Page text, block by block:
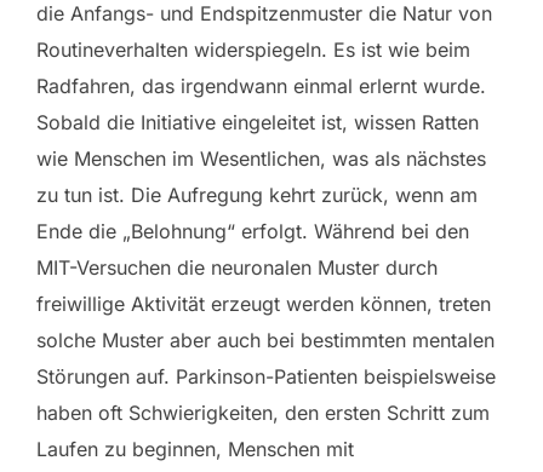
die Anfangs- und Endspitzenmuster die Natur von
Routineverhalten widerspiegeln. Es ist wie beim
Radfahren, das irgendwann einmal erlernt wurde.
Sobald die Initiative eingeleitet ist, wissen Ratten
wie Menschen im Wesentlichen, was als nächstes
zu tun ist. Die Aufregung kehrt zurück, wenn am
Ende die „Belohnung“ erfolgt. Während bei den
MIT-Versuchen die neuronalen Muster durch
freiwillige Aktivität erzeugt werden können, treten
solche Muster aber auch bei bestimmten mentalen
Störungen auf. Parkinson-Patienten beispielsweise
haben oft Schwierigkeiten, den ersten Schritt zum
Laufen zu beginnen, Menschen mit